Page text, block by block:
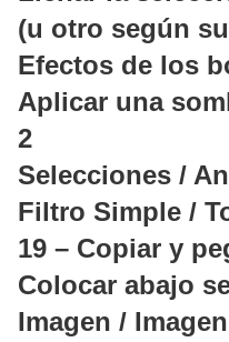
(u otro según
Efectos de los
Aplicar una
2
Selecciones /
Filtro Simple /
19 – Copiar y
Colocar abajo
Imagen /